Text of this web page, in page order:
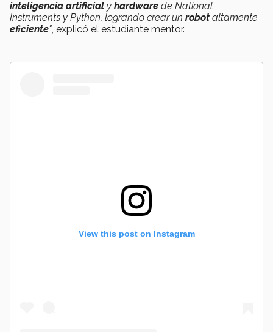
inteligencia artificial y hardware de National
Instruments y Python, logrando crear un robot altamente
eficiente", explicó el estudiante mentor.
View this post on Instagram